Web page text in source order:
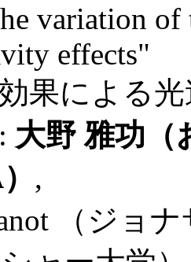
variation of
effects"
効果による
大野 雅功（
,
（ジョ